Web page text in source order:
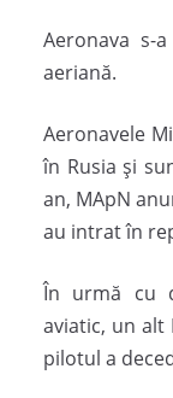
Aeronava s-
aeriană.
Aeronavele
în Rusia și
an, MApN
au intrat în
În urmă cu
aviatic, un alt
pilotul a